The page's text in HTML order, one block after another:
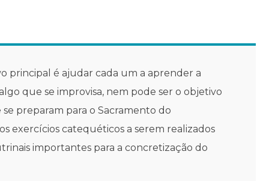
principal é ajudar cada um a aprender a
que se improvisa, nem pode ser o objetivo
preparam para o Sacramento do
exercícios catequéticos a serem realizados
importantes para a concretização do